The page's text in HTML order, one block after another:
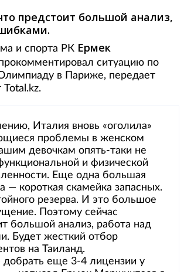
предстоит большой анализ,
и спорта РК Ермек
ситуацию по
в Париже, передает
Total.kz.
Италия вновь «оголила»
проблемы в женском
девочкам опять-таки не
и физической
Еще одна большая
— короткая скамейка запасных.
резерва. И это большое
Поэтому сейчас
большой анализ, работа над
Будет жесткий отбор
на Таиланд.
добрать еще 3-4 лицензии у